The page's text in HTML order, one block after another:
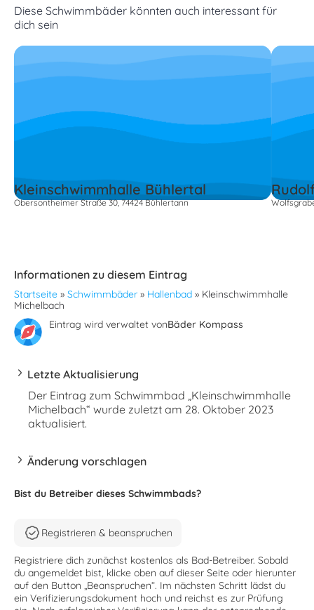
Diese Schwimmbäder könnten auch interessant für
dich sein
Kleinschwimmhalle Bühlertal
Obersontheimer Straße 30, 74424 Bühlertann
Informationen zu diesem Eintrag
Startseite » Schwimmbäder » Hallenbad » Kleinschwimmhalle
Michelbach
Eintrag wird verwaltet vonBäder Kompass
Letzte Aktualisierung
Der Eintrag zum Schwimmbad „Kleinschwimmhalle
Michelbach“ wurde zuletzt am 28. Oktober 2023
aktualisiert.
Änderung vorschlagen
Bist du Betreiber dieses Schwimmbads?
Registrieren & beanspruchen
Registriere dich zunächst kostenlos als Bad-Betreiber. Sobald
du angemeldet bist, klicke oben auf dieser Seite oder hierunter
auf den Button „Beanspruchen“. Im nächsten Schritt lädst du
ein Verifizierungsdokument hoch und reichst es zur Prüfung